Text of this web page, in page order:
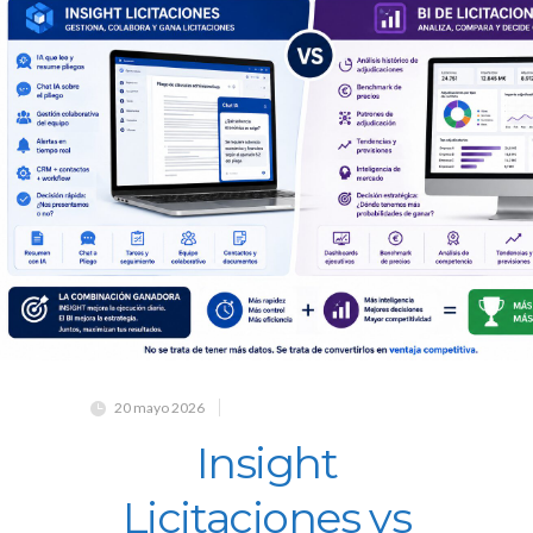
20 mayo 2026
Insight
Licitaciones vs